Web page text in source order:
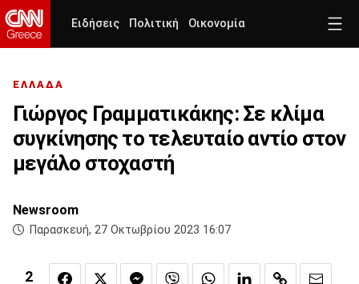
Ειδήσεις Πολιτική Οικονομία
ΕΛΛΑΔΑ
Γιώργος Γραμματικάκης: Σε κλίμα
συγκίνησης το τελευταίο αντίο στον
μεγάλο στοχαστή
Newsroom
Παρασκευή, 27 Οκτωβρίου 2023 16:07
2